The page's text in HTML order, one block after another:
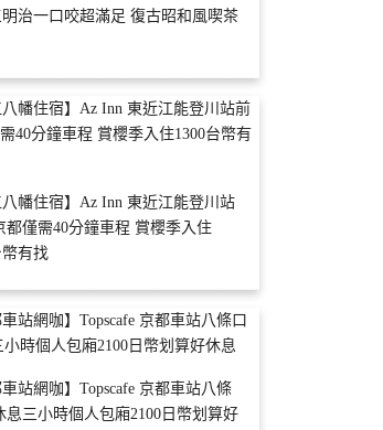
治一口咬超滿足 復古昭和風喫茶
八幡住宿】Az Inn 東近江能登川站
都僅需40分鐘車程 賞櫻季入住
幣有找
車站網咖】Topscafe 京都車站八條
息三小時個人包廂2100日幣划算好